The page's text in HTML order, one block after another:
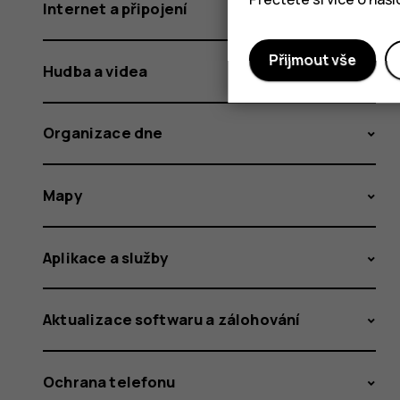
Internet a připojení
Hudba a videa
Organizace dne
Mapy
Aplikace a služby
Aktualizace softwaru a zálohování
Ochrana telefonu
Přijmout vše